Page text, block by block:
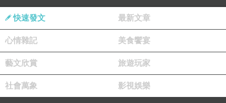
快速發文 最新文章
心情雜記 美食饗宴
藝文欣賞 旅遊玩家
社會萬象 影視娛樂